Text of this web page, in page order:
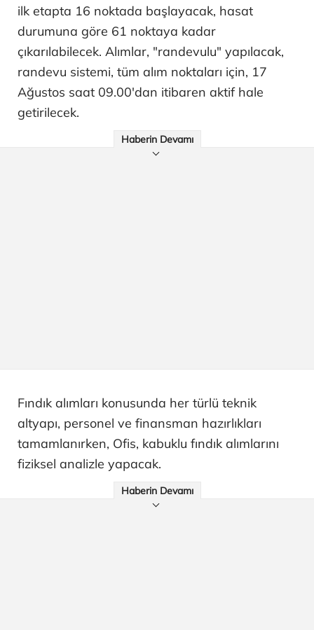
ilk etapta 16 noktada başlayacak, hasat
durumuna göre 61 noktaya kadar
çıkarılabilecek. Alımlar, "randevulu" yapılacak,
randevu sistemi, tüm alım noktaları için, 17
Ağustos saat 09.00'dan itibaren aktif hale
getirilecek.
Haberin Devamı
Fındık alımları konusunda her türlü teknik
altyapı, personel ve finansman hazırlıkları
tamamlanırken, Ofis, kabuklu fındık alımlarını
fiziksel analizle yapacak.
Haberin Devamı